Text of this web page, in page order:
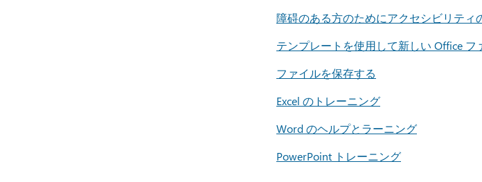
障碍のある方のためにアクセシビリティ
テンプレートを使用して新しい Office フ
ファイルを保存する
Excel のトレーニング
Word のヘルプとラーニング
PowerPoint トレーニング